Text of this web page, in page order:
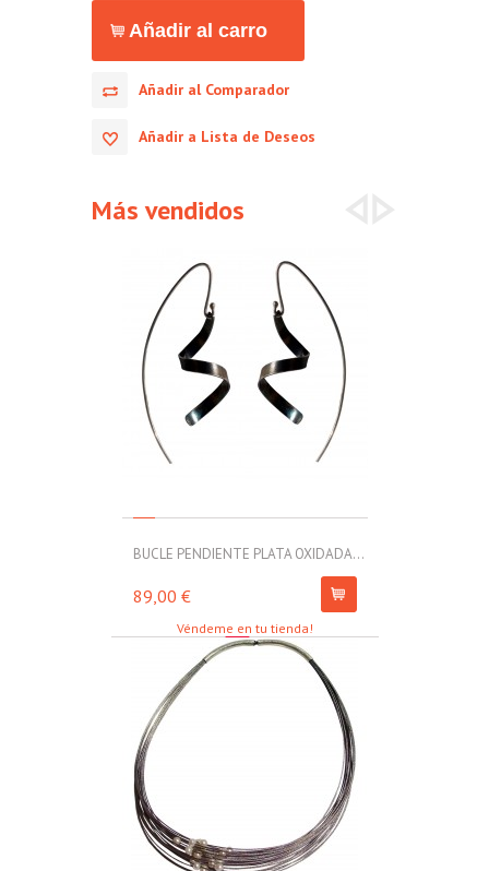
Añadir al Comparador
Añadir a Lista de Deseos
Más vendidos
BUCLE PENDIENTE PLATA OXIDADA...
89,00 €
Véndeme en tu tienda!